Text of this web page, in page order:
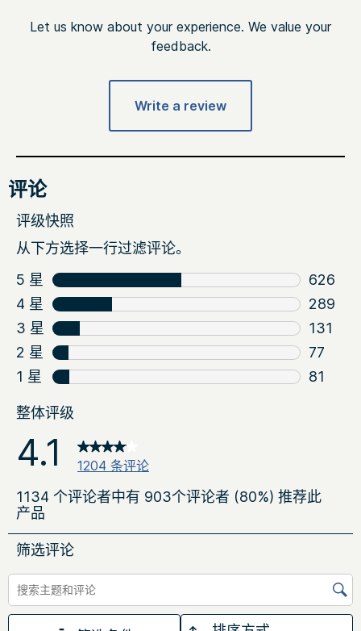
Let us know about your experience. We value your
feedback.
Write a review